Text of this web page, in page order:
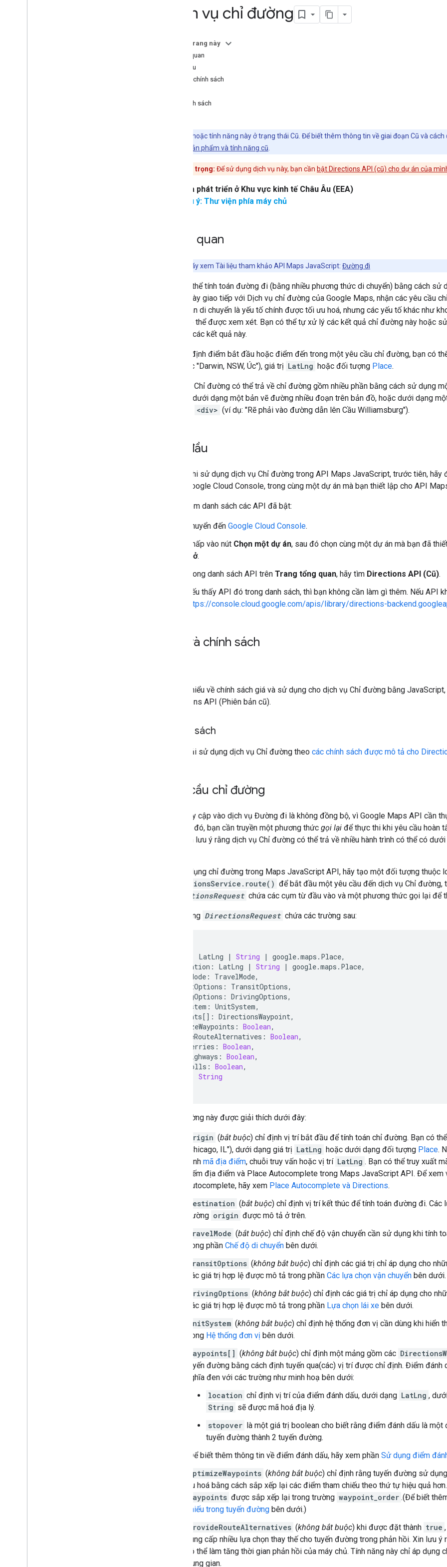
Dịch vụ chỉ đường
Trên trang này
Tổng quan
Bắt đầu
Giá và chính sách
Chính sách
Sản phẩm hoặc tính năng này ở trạng thái Cũ. Để biết thêm thông tin về giai đoạn Cũ và
Các sản phẩm và tính năng cũ
Lưu ý quan trọng: Để sử dụng dịch vụ này, bạn cần bật Directions API (cũ) cho dự án của
Nhà phát triển ở Khu vực kinh tế Châu Âu (EEA)
Lưu ý: Thư viện phía máy chủ
Tổng quan
Ngoài ra, hãy xem Tài liệu tham khảo API Maps JavaScript: Đường đi
Bạn có thể tính toán đường đi (bằng nhiều phương thức di chuyển) bằng cách sử
tượng này giao tiếp với Dịch vụ chỉ đường của Google Maps, nhận các yêu cầu
Thời gian di chuyển là yếu tố chính được tối ưu hoá, nhưng các yếu tố khác như
cũng có thể được xem xét. Bạn có thể tự xử lý các kết quả chỉ đường này hoặc
hiển thị các kết quả này.
Khi chỉ định điểm bắt đầu hoặc điểm đến trong một yêu cầu chỉ đường, bạn có
IL" hoặc "Darwin, NSW, Úc"), giá trị LatLng hoặc đối tượng Place.
Dịch vụ Chỉ đường có thể trả về chỉ đường gồm nhiều phần bằng cách sử dụng
hiển thị dưới dạng một bản vẽ đường nhiều đoạn trên bản đồ, hoặc dưới dạng
<div> (ví dụ: "Rẽ phải vào đường dẫn lên Cầu Williamsburg").
Bắt đầu
Trước khi sử dụng dịch vụ Chỉ đường trong API Maps JavaScript, trước tiên,
trong Google Cloud Console, trong cùng một dự án mà bạn thiết lập cho API
Cách xem danh sách các API đã bật:
Chuyển đến Google Cloud Console.
Nhấp vào nút Chọn một dự án, sau đó chọn cùng một dự án mà bạn đã
Mở.
Trong danh sách API trên Trang tổng quan, hãy tìm Directions API (Cũ).
Nếu thấy API đó trong danh sách, thì bạn không cần làm gì thêm. Nếu API
https://console.cloud.google.com/apis/library/directions-
Giá và chính sách
Để tìm hiểu về chính sách giá và sử dụng cho dịch vụ Chỉ đường bằng
Directions API (Phiên bản cũ).
Chính sách
Bạn phải sử dụng dịch vụ Chỉ đường theo các chính sách được mô tả cho
Yêu cầu chỉ đường
Việc truy cập vào dịch vụ Đường đi là không đồng bộ, vì Google Maps API cần
Vì lý do đó, bạn cần truyền một phương thức gọi lại để thực thi khi yêu cầu hoàn
quả. Xin lưu ý rằng dịch vụ Chỉ đường có thể trả về nhiều hành trình có thể có
Để sử dụng chỉ đường trong Maps JavaScript API, hãy tạo một đối tượng thuộc
DirectionsService.route() để bắt đầu một yêu cầu đến dịch vụ Chỉ
DirectionsRequest chứa các cụm từ đầu vào và một phương thức gọi lại để
Đối tượng DirectionsRequest chứa các trường sau:
LatLng | String | google.maps . Place,
destination : LatLng | String | google.maps . Place,
travelMode : TravelMode,
transitOptions : TransitOptions,
drivingOptions : DrivingOptions,
unitSystem : UnitSystem,
waypoints[] : DirectionsWaypoint,
optimizeWaypoints : Boolean,
provideRouteAlternatives : Boolean,
avoidFerries : Boolean,
avoidHighways : Boolean,
avoidTolls : Boolean,
String
Các trường này được giải thích dưới đây:
origin (bắt buộc) chỉ định vị trí bắt đầu để tính toán chỉ đường. Bạn có
"Chicago, IL"), dưới dạng giá trị LatLng hoặc dưới dạng đối tượng Place.
định mã địa điểm, chuỗi truy vấn hoặc vị trí LatLng . Bạn có thể truy xuất
kiếm địa điểm và Place Autocomplete trong Maps JavaScript API. Để
Autocomplete, hãy xem Place Autocomplete và Directions.
destination (bắt buộc) chỉ định vị trí kết thúc để tính toán đường đi. Các
trường origin được mô tả ở trên.
travelMode (bắt buộc) chỉ định chế độ vận chuyển cần sử dụng khi tính
trong phần Chế độ di chuyển bên dưới.
transitOptions (không bắt buộc) chỉ định các giá trị chỉ áp dụng cho
Các giá trị hợp lệ được mô tả trong phần Các lựa chọn vận chuyển bên dưới.
drivingOptions (không bắt buộc) chỉ định các giá trị chỉ áp dụng cho
Các giá trị hợp lệ được mô tả trong phần Lựa chọn lái xe bên dưới.
unitSystem (không bắt buộc) chỉ định hệ thống đơn vị cần dùng khi hiển
trong Hệ thống đơn vị bên dưới.
waypoints[] (không bắt buộc) chỉ định một mảng gồm các
tuyến đường bằng cách định tuyến qua(các) vị trí được chỉ định. Điểm
nghĩa đen với các trường như minh hoạ bên dưới:
location chỉ định vị trí của điểm đánh dấu, dưới dạng LatLng ,
String sẽ được mã hoá địa lý.
stopover là một giá trị boolean cho biết rằng điểm đánh dấu là
tuyến đường thành 2 tuyến đường.
(Để biết thêm thông tin về điểm đánh dấu, hãy xem phần Sử dụng điểm
optimizeWaypoints (không bắt buộc) chỉ định rằng tuyến đường sử dụng
ưu hoá bằng cách sắp xếp lại các điểm tham chiếu theo thứ tự hiệu quả
waypoints được sắp xếp lại trong trường waypoint_order .(Để biết
chiếu trong tuyến đường bên dưới.)
provideRouteAlternatives (không bắt buộc) khi được đặt thành true
cung cấp nhiều lựa chọn thay thế cho tuyến đường trong phản hồi. Xin lưu
có thể làm tăng thời gian phản hồi của máy chủ. Tính năng này chỉ áp
trung gian.